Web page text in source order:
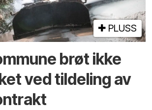
PLUSS
brøt ikke
ved tildeling av